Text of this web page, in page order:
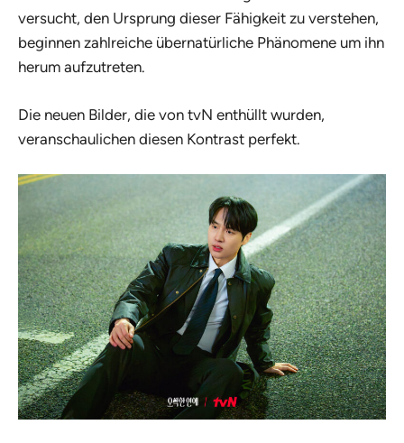
versucht, den Ursprung dieser Fähigkeit zu verstehen,
beginnen zahlreiche übernatürliche Phänomene um ihn
herum aufzutreten.
Die neuen Bilder, die von tvN enthüllt wurden,
veranschaulichen diesen Kontrast perfekt.